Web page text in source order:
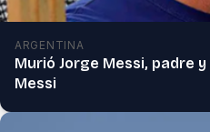
ARGENTINA
Murió Jorge Messi, padre
Messi